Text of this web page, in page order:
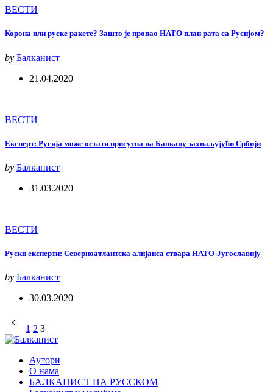
ВЕСТИ
Корона или руске ракете? Зашто је пропао НАТО план рата са Русијом?
by Балканист
21.04.2020
ВЕСТИ
Експерт: Русија може остати присутна на Балкану захваљујући Србији
by Балканист
31.03.2020
ВЕСТИ
Руски експерти: Северноатлантска алијанса ствара НАТО-Југославију
by Балканист
30.03.2020
1 2 3
Аутори
О нама
БАЛКАНИСТ НА РУССКОМ